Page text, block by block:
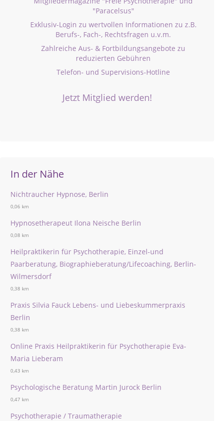
"Paracelsus"
Exklusiv-Login zu wertvollen Informationen zu z.B.
Berufs-, Fach-, Rechtsfragen u.v.m.
Zahlreiche Aus- & Fortbildungsangebote zu
reduzierten Gebühren
Telefon- und Supervisions-Hotline
Jetzt Mitglied werden!
In der Nähe
Nichtraucher Hypnose, Berlin
0,06 km
Hypnosetherapeut Ilona Neische Berlin
0,08 km
Heilpraktikerin für Psychotherapie, Einzel-und
Paarberatung, Biographieberatung/Lifecoaching, Berlin-
Wilmersdorf
0,38 km
Praxis Silvia Fauck Lebens- und Liebeskummerpraxis
Berlin
0,38 km
Online Praxis Heilpraktikerin für Psychotherapie Eva-
Maria Lieberam
0,43 km
Psychologische Beratung Martin Jurock Berlin
0,47 km
Psychotherapie / Traumatherapie